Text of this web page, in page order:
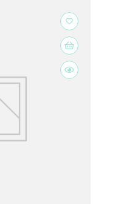
favorite_border